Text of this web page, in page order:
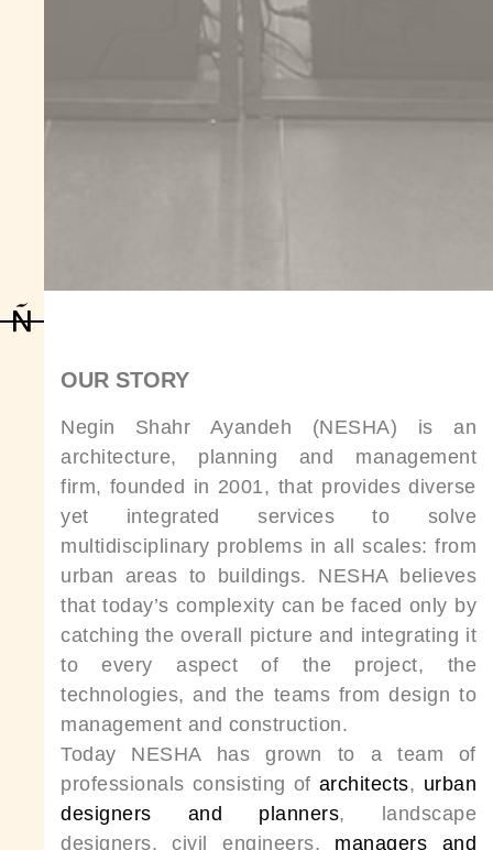
OUR STORY
Negin Shahr Ayandeh (NESHA) is an
architecture, planning and management
firm, founded in 2001, that provides diverse
yet integrated services to solve
multidisciplinary problems in all scales: from
urban areas to buildings. NESHA believes
that today’s complexity can be faced only by
catching the overall picture and integrating it
to every aspect of the project, the
technologies, and the teams from design to
management and construction.
Today NESHA has grown to a team of
professionals consisting of architects, urban
designers and planners, landscape
designers, civil engineers, managers and